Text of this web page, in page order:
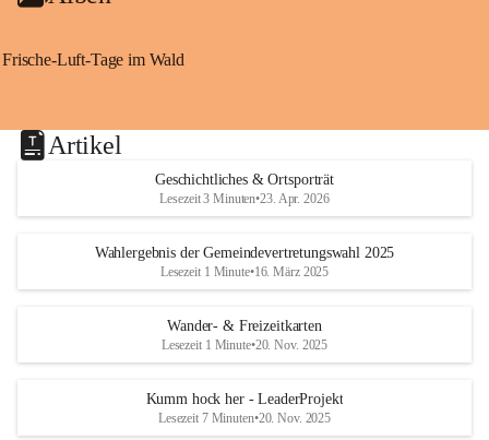
Frische-Luft-Tage im Wald
Artikel
Geschichtliches & Ortsporträt
Lesezeit 3 Minuten•23. Apr. 2026
Wahlergebnis der Gemeindevertretungswahl 2025
Lesezeit 1 Minute•16. März 2025
Wander- & Freizeitkarten
Lesezeit 1 Minute•20. Nov. 2025
Kumm hock her - LeaderProjekt
Lesezeit 7 Minuten•20. Nov. 2025